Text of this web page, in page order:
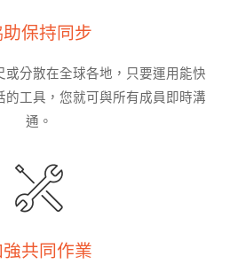
保持同步
分散在全球各地，只要運用能快
工具，您就可與所有成員即時溝
通。
共同作業